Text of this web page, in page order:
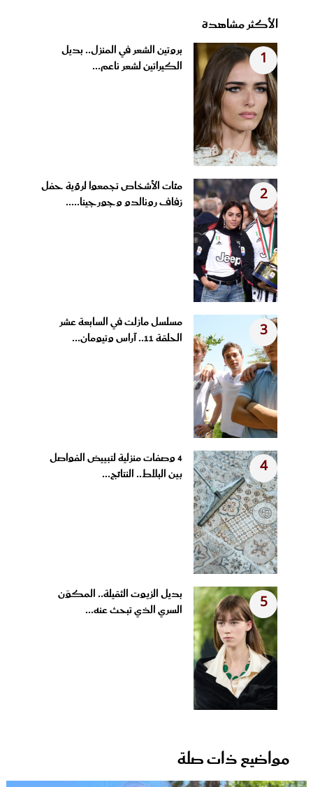
الأكثر مشاهدة
1
بروتين الشعر في المنزل.. بديل
الكيراتين لشعر ناعم...
2
مئات الأشخاص تجمعوا لرؤية حفل
زفاف رونالدو وجورجينا.....
3
مسلسل مازلت في السابعة عشر
الحلقة 11.. آراس وتيومان...
4
4 وصفات منزلية لتبييض الفواصل
بين البلاط.. النتائج...
5
بديل الزيوت الثقيلة.. المكوّن
السري الذي تبحث عنه...
مواضيع ذات صلة